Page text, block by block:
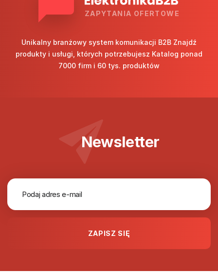
ZAPYTANIA OFERTOWE
Unikalny branżowy system komunikacji B2B Znajdź
produkty i usługi, których potrzebujesz Katalog ponad
7000 firm i 60 tys. produktów
Newsletter